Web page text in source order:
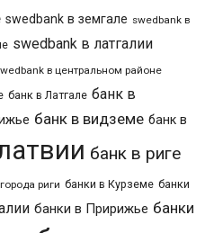
swedbank в земгале swedbank в
swedbank в латгалии
в центральном районе
банк в Латгале банк в
банк в видземе банк в
банк в риге
риги банки в Курземе банки
банки в Пририжье банки